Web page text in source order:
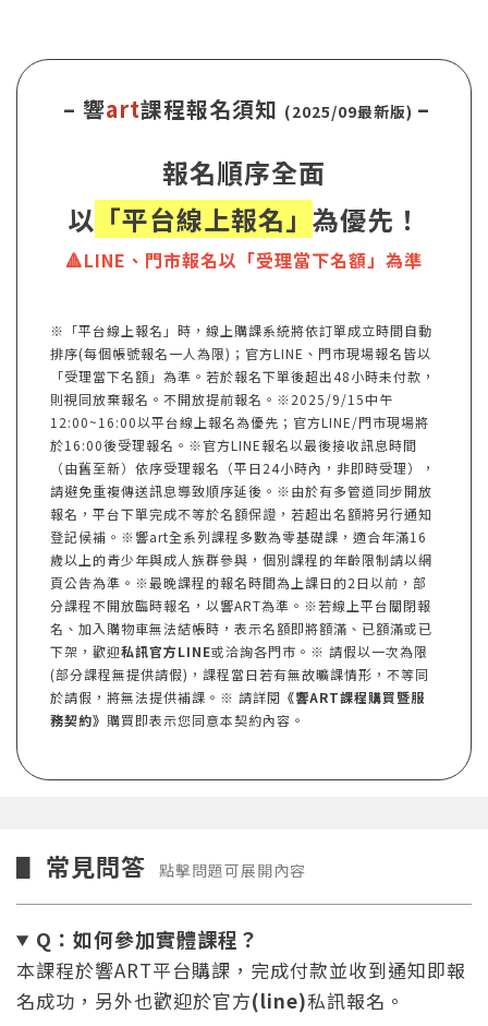
– 響art課程報名須知 (2025/09最新版) –
報名順序全面
以 「平台線上報名」 為優先！
🔺LINE、門市報名以「受理當下名額」為準
※「平台線上報名」時，線上購課系統將依訂單成立時間自動
排序(每個帳號報名一人為限)；官方LINE、門市現場報名皆以
「受理當下名額」為準。若於報名下單後超出48小時未付款，
則視同放棄報名。不開放提前報名。※2025/9/15中午
12:00~16:00以平台線上報名為優先；官方LINE/門市現場將
於16:00後受理報名。※官方LINE報名以最後接收訊息時間
（由舊至新）依序受理報名（平日24小時內，非即時受理），
請避免重複傳送訊息導致順序延後。※由於有多管道同步開放
報名，平台下單完成不等於名額保證，若超出名額將另行通知
登記候補。※響art全系列課程多數為零基礎課，適合年滿16
歲以上的青少年與成人族群參與，個別課程的年齡限制請以網
頁公告為準。※最晚課程的報名時間為上課日的2日以前，部
分課程不開放臨時報名，以響ART為準。※若線上平台關閉報
名、加入購物車無法結帳時，表示名額即將額滿、已額滿或已
下架，歡迎私訊官方LINE或洽詢各門市。※ 請假以一次為限
(部分課程無提供請假)，課程當日若有無故曠課情形，不等同
於請假，將無法提供補課。※ 請詳閱 《響ART課程購買暨服
務契約》 購買即表示您同意本契約內容。
▋ 常見問答 點擊問題可展開內容
Q：如何參加實體課程？
本課程於響ART平台購課，完成付款並收到通知即報
名成功，另外也歡迎於官方(line)私訊報名。